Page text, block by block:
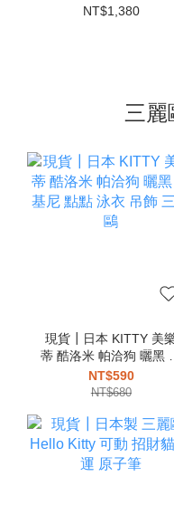
卡夾 卡片夾 零錢包
NT$1,380
三
現貨┃日本 KITTY 美
蒂 酷洛米 帕洽狗 曬黑 比
基尼 點點 泳衣 吊飾 三麗
鷗
NT$590
NT$680